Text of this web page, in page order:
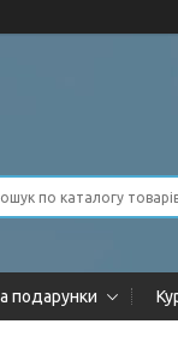
подарунки